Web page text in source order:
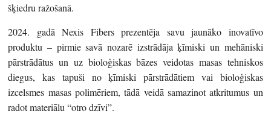
šķiedru ražošanā.
2024. gadā Nexis Fibers prezentēja savu jaunāko inovatīvo
produktu – pirmie savā nozarē izstrādāja ķīmiski un mehāniski
pārstrādātus un uz bioloģiskas bāzes veidotas masas tehniskos
diegus, kas tapuši no ķīmiski pārstrādātiem vai bioloģiskas
izcelsmes masas polimēriem, tādā veidā samazinot atkritumus un
radot materiālu “otro dzīvi”.